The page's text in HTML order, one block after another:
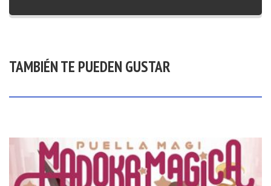
TAMBIÉN TE PUEDEN GUSTAR